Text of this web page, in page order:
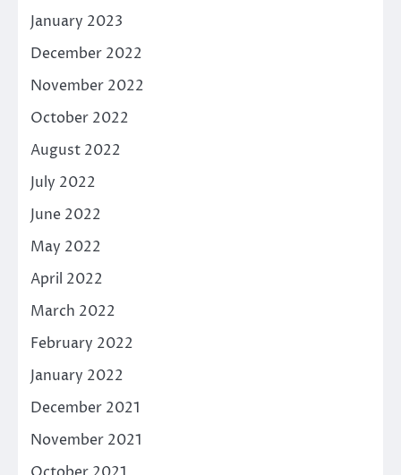
January 2023
December 2022
November 2022
October 2022
August 2022
July 2022
June 2022
May 2022
April 2022
March 2022
February 2022
January 2022
December 2021
November 2021